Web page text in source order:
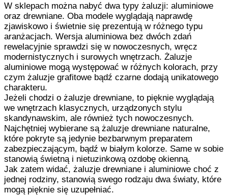
W sklepach można nabyć dwa typy żaluzji: aluminiowe
oraz drewniane. Oba modele wyglądają naprawdę
zjawiskowo i świetnie się prezentują w różnego typu
aranżacjach. Wersja aluminiowa bez dwóch zdań
rewelacyjnie sprawdzi się w nowoczesnych, wręcz
modernistycznych i surowych wnętrzach. Żaluzje
aluminiowe mogą występować w różnych kolorach, przy
czym żaluzje grafitowe bądź czarne dodają unikatowego
charakteru.
Jeżeli chodzi o żaluzje drewniane, to pięknie wyglądają
we wnętrzach klasycznych, urządzonych stylu
skandynawskim, ale również tych nowoczesnych.
Najchętniej wybierane są żaluzje drewniane naturalne,
które pokryte są jedynie bezbarwnym preparatem
zabezpieczającym, bądź w białym kolorze. Same w sobie
stanowią świetną i nietuzinkową ozdobę okienną.
Jak zatem widać, żaluzje drewniane i aluminiowe choć z
jednej rodziny, stanowią swego rodzaju dwa światy, które
mogą pięknie się uzupełniać.